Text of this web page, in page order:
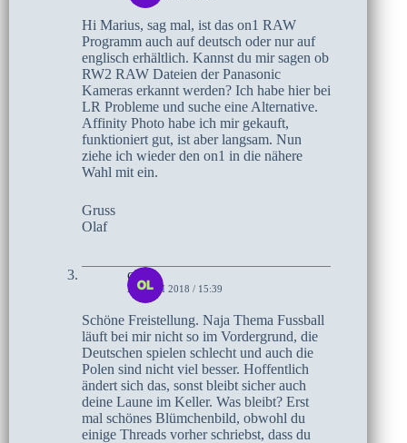
Hi Marius, sag mal, ist das on1 RAW
Programm auch auf deutsch oder nur auf
englisch erhältlich. Kannst du mir sagen ob
RW2 RAW Dateien der Panasonic
Kameras erkannt werden? Ich habe hier bei
LR Probleme und suche eine Alternative.
Affinity Photo habe ich mir gekauft,
funktioniert gut, ist aber langsam. Nun
ziehe ich wieder den on1 in die nähere
Wahl mit ein.
Gruss
Olaf
olaf
20. JUNI 2018 / 15:39
Schöne Freistellung. Naja Thema Fussball
läuft bei mir nicht so im Vordergrund, die
Deutschen spielen schlecht und auch die
Polen sind nicht viel besser. Hoffentlich
ändert sich das, sonst bleibt sicher auch
deine Laune im Keller. Was bleibt? Erst
mal schönes Blümchenbild, obwohl du
einige Threads vorher schriebst, dass du